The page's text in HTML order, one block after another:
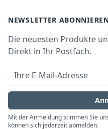
Datenschutz
Widerrufsrecht
Impressum
NEWSLETTER
Die neuesten Produkte
Direkt in Ihr Postfach.
E-Mail-Adresse
Mit der Anmeldung stimmen Sie
können sich jederzeit abmelden.